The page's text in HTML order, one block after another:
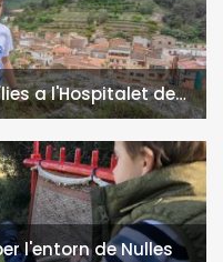
a l'Hospitalet de
Llors
l'entorn de Nulles